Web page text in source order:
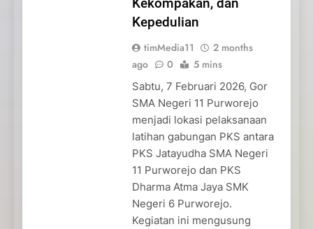
Kepedulian
timMedia11
2 months
ago
0 5 mins
Sabtu, 7 Februari 2026, Gor
SMA Negeri 11 Purworejo
menjadi lokasi pelaksanaan
latihan gabungan PKS antara
PKS Jatayudha SMA Negeri
11 Purworejo dan PKS
Dharma Atma Jaya SMK
Negeri 6 Purworejo.
Kegiatan ini mengusung